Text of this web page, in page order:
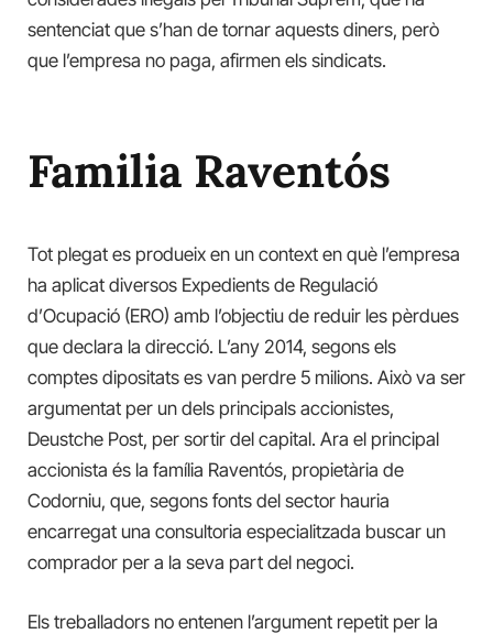
sentenciat que s’han de tornar aquests diners, però
que l’empresa no paga, afirmen els sindicats.
Familia Raventós
Tot plegat es produeix en un context en què l’empresa
ha aplicat diversos Expedients de Regulació
d’Ocupació (ERO) amb l’objectiu de reduir les pèrdues
que declara la direcció. L’any 2014, segons els
comptes dipositats es van perdre 5 milions. Això va ser
argumentat per un dels principals accionistes,
Deustche Post, per sortir del capital. Ara el principal
accionista és la família Raventós, propietària de
Codorniu, que, segons fonts del sector hauria
encarregat una consultoria especialitzada buscar un
comprador per a la seva part del negoci.
Els treballadors no entenen l’argument repetit per la